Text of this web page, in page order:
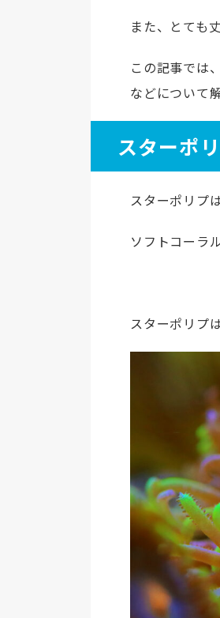
また、とても
この記事では
などについて
スターポ
スターポリプ
ソフトコーラ
スターポリプ